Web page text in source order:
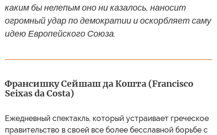
каким бы нелепым оно ни казалось, наносит
огромный удар по демократии и оскорбляет саму
идею Европейского Союза.
Франсишку Сейшаш да Кошта (Francisco
Seixas da Costa)
Ежедневный спектакль, который устраивает греческое
правительство в своей все более бесславной борьбе с